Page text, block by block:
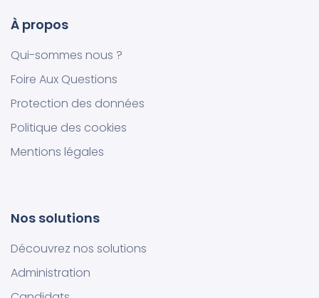
À propos
Qui-sommes nous ?
Foire Aux Questions
Protection des données
Politique des cookies
Mentions légales
Nos solutions
Découvrez nos solutions
Administration